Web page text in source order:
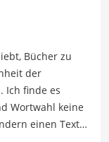
Sicht
Frauen
Bücher zu
der
Ich finde es
Wortwahl keine
einen Text